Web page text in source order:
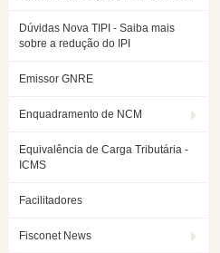
Dúvidas Nova TIPI - Saiba mais
sobre a redução do IPI
Emissor GNRE
Enquadramento de NCM
Equivalência de Carga Tributária -
ICMS
Facilitadores
Fisconet News